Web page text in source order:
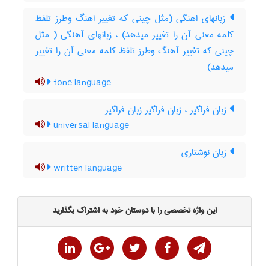
زبانهای اهنگی (مثل چینی که تغییر اهنگ وطرز تلفظ
کلمه معنی آن را تغییر میدهد) ، زبانهای آهنگی ( مثل
چینی که تغییر آهنگ وطرز تلفظ کلمه معنی آن را تغییر
میدهد)
tone language
زبان فراگیر ، زبان فراگیر زبان فراگیر
universal language
زبان نوشتاري
written language
این واژه تخصصی را با دوستان خود به اشتراک بگذارید